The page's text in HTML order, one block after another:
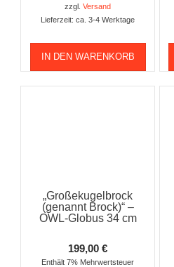
zzgl.Versand
Lieferzeit: ca. 3-4 Werktage
IN DEN WARENKORB
„Großekugelbrock
(genannt Brock)“ –
OWL-Globus 34 cm
199,00€
Enthält 7% Mehrwertsteuer